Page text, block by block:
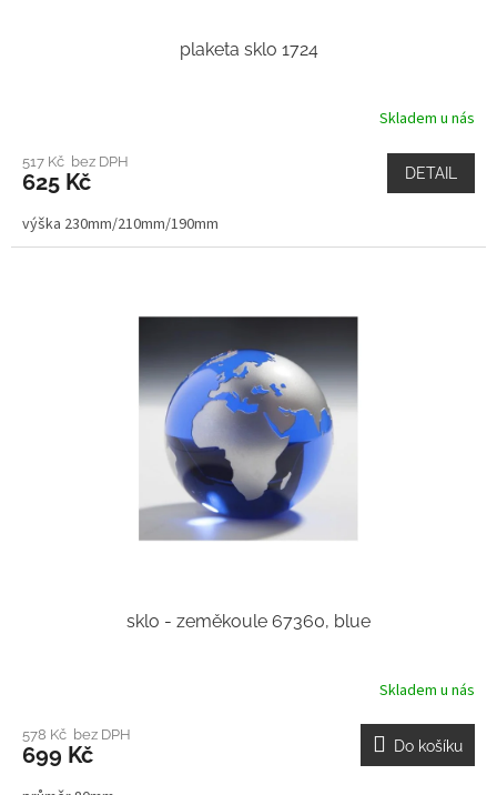
plaketa sklo 1724
Skladem u nás
517 Kč bez DPH
625 Kč DETAIL
výška 230mm/210mm/190mm
sklo - zeměkoule 67360, blue
Skladem u nás
578 Kč bez DPH
699 Kč Do košíku